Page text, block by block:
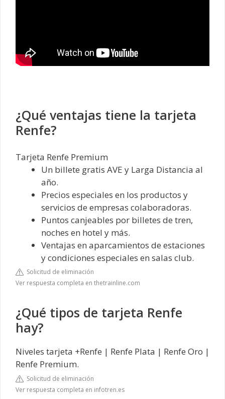
¿Qué ventajas tiene la tarjeta
Renfe?
Tarjeta Renfe Premium
Un billete gratis AVE y Larga Distancia al
año.
Precios especiales en los productos y
servicios de empresas colaboradoras.
Puntos canjeables por billetes de tren,
noches en hotel y más.
Ventajas en aparcamientos de estaciones
y condiciones especiales en salas club.
Solicitud de eliminación
Ver respuesta completa en thetrainline.com
¿Qué tipos de tarjeta Renfe
hay?
Niveles tarjeta +Renfe | Renfe Plata | Renfe Oro |
Renfe Premium.
Solicitud de eliminación
Ver respuesta completa en infotren.es